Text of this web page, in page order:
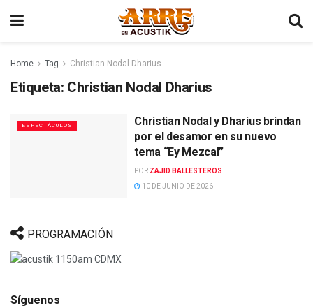
Home Tag Christian Nodal Dharius
Etiqueta: Christian Nodal Dharius
ESPECTÁCULOS
Christian Nodal y Dharius brindan
por el desamor en su nuevo
tema “Ey Mezcal”
POR ZAJID BALLESTEROS
10 DE JUNIO DE 2026
PROGRAMACIÓN
Síguenos